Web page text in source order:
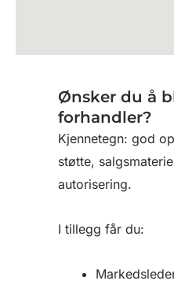
Ønsker du å
forhandler?
Kjennetegn: god
støtte,
autorisering.
I tillegg får du: